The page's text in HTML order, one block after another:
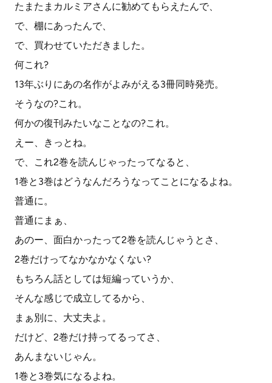
たまたまカルミアさんに勧めてもらえたんで、
で、棚にあったんで、
で、買わせていただきました。
何これ?
13年ぶりにあの名作がよみがえる3冊同時発売。
そうなの?これ。
何かの復刊みたいなことなの?これ。
えー、きっとね。
で、これ2巻を読んじゃったってなると、
1巻と3巻はどうなんだろうなってことになるよね。
普通に。
普通にまぁ、
あのー、面白かったって2巻を読んじゃうとさ、
2巻だけってなかなかなくない?
もちろん話としては短編っていうか、
そんな感じで成立してるから、
まぁ別に、大丈夫よ。
だけど、2巻だけ持ってるってさ、
あんまないじゃん。
1巻と3巻気になるよね。